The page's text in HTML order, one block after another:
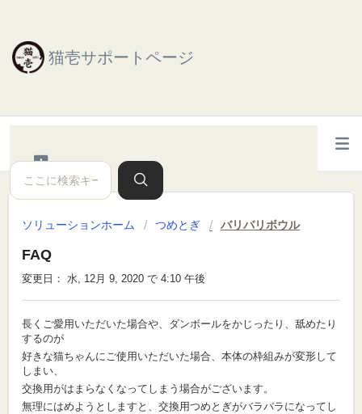
猫壱サポートページ
ソリューションホーム つめとぎ バリバリボウル
FAQ
変更日： 水, 12月 9, 2020 で 4:10 午後
長くご愛用いただいた場合や、ダンボールをかじったり、舐めたり
するのが
好きな猫ちゃんにご使用いただいた場合、本体の枠組みが変形して
しまい、
交換用がはまらなくなってしまう場合がございます。
無理にはめようとしますと、交換用つめとぎがバラバラになってし